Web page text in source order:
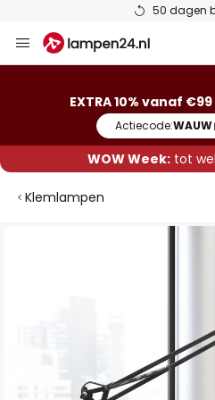
50 dagen
naar
EXTRA 10% vanaf
Actiecode:WAUW
WOW Week:tot
Klemlampen
gallerij